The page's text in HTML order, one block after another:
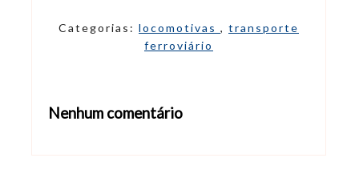
Categorias: locomotivas , transporte
ferroviário
Nenhum comentário